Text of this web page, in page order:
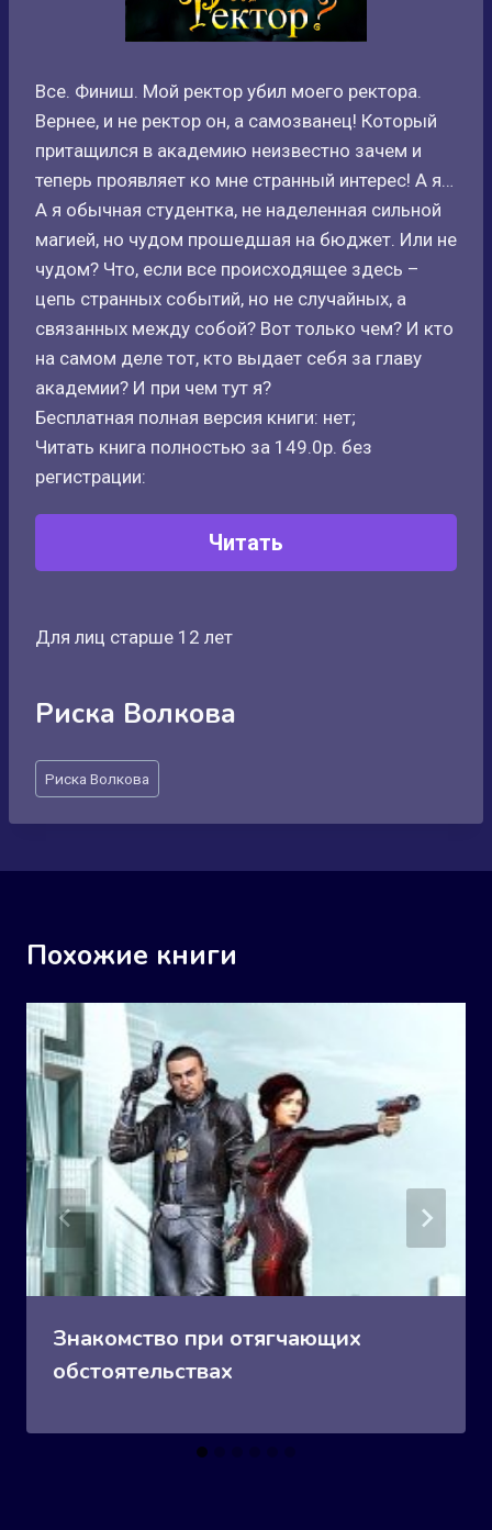
Все. Финиш. Мой ректор убил моего ректора.
Вернее, и не ректор он, а самозванец! Который
притащился в академию неизвестно зачем и
теперь проявляет ко мне странный интерес! А я…
А я обычная студентка, не наделенная сильной
магией, но чудом прошедшая на бюджет. Или не
чудом? Что, если все происходящее здесь –
цепь странных событий, но не случайных, а
связанных между собой? Вот только чем? И кто
на самом деле тот, кто выдает себя за главу
академии? И при чем тут я?
Бесплатная полная версия книги: нет;
Читать книга полностью за 149.0р. без
регистрации:
Читать
Для лиц старше 12 лет
Риска Волкова
Метки
записи:
Риска Волкова
Похожие книги
Знакомство при отягчающих
обстоятельствах